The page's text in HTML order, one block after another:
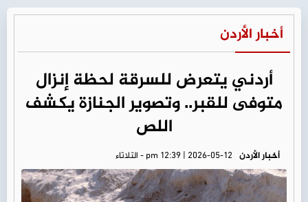
أخبار الأردن
أردني يتعرض للسرقة لحظة إنزال
متوفى للقبر.. وتصوير الجنازة يكشف
اللص
أخبار الأردن pm 12:39 | 2026-05-12 - الثلاثاء